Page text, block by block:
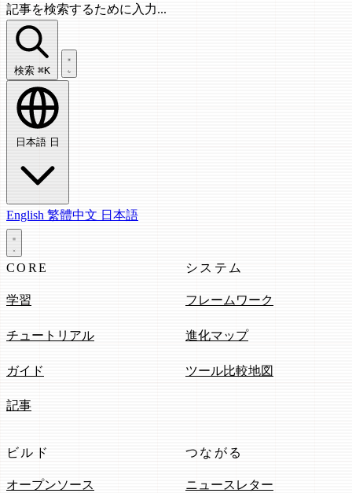
記事を検索するために入力...
記事を検索...
検索 ⌘K
日本語 日
English 繁體中文 日本語
CORE
学習
チュートリアル
ガイド
記事
システム
フレームワーク
進化マップ
ツール比較地図
ビルド
オープンソース
つながる
ニュースレター